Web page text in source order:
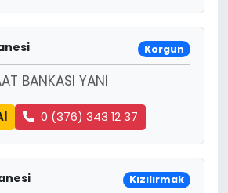
Korgun
BANKASI YANI
0 (376) 343 12 37
Kızılırmak